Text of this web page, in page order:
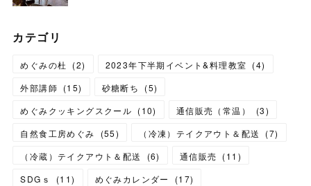
カテゴリ
めぐみの杜 (2) 2023年下半期イベント&料理教室 (4)
外部講師 (15) 砂糖断ち (5)
めぐみクッキングスクール (10) 通信販売（常温） (3)
自然食工房めぐみ
(55) （冷凍）テイクアウト＆配送 (7)
（冷蔵）テイクアウト＆配送
(6) 通信販売 (11 )
SDGｓ
(11) めぐみカレンダー (17)